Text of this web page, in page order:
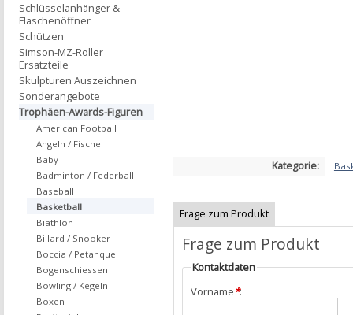
Kategorie:
Frage zum Produkt
Frage zum Produkt
Kontaktdaten
Vorname*:
Schlüsselanhänger &
Flaschenöffner
Schützen
Simson-MZ-Roller
Ersatzteile
Skulpturen Auszeichnen
Sonderangebote
Trophäen-Awards-Figuren
American Football
Angeln / Fische
Baby
Badminton / Federball
Baseball
Basketball
Biathlon
Billard / Snooker
Boccia / Petanque
Bogenschiessen
Bowling / Kegeln
Boxen